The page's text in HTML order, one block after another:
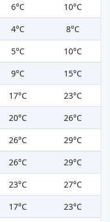
6°C
10°C
4°C
8°C
5°C
10°C
9°C
15°C
17°C
23°C
20°C
26°C
26°C
29°C
26°C
29°C
23°C
27°C
17°C
23°C